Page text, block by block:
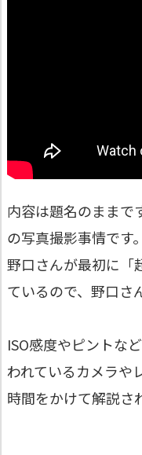
内容は題名のままで
の写真撮影事情です。
野口さんが最初に「
ているので、野口さ
ISO感度やピントな
われているカメラや
時間をかけて解説さ